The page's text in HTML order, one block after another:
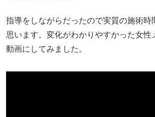
指導をしながらだったので実質の施術時
思います。変化がわかりやすかった女性
動画にしてみました。